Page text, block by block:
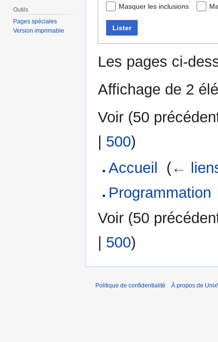
Masquer les inclusions
Lister
Les pages ci-
Affichage de 2
Voir (50
| 500)
Accueil
(←
Programmation
Voir (50
| 500)
Outils
Pages spéciales
Version imprimable
Politique de confidentialité À propos de